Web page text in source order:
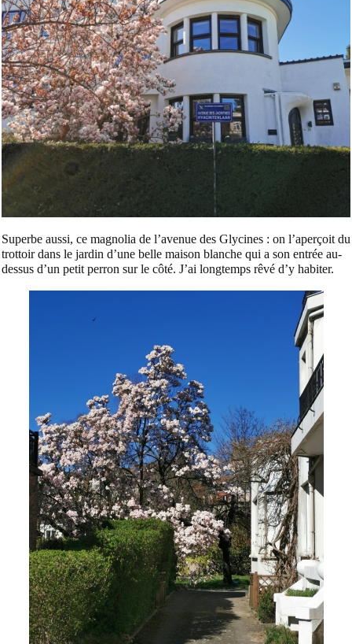
Superbe aussi, ce magnolia de l’avenue des Glycines : on l’aperçoit du
trottoir dans le jardin d’une belle maison blanche qui a son entrée au-
dessus d’un petit perron sur le côté. J’ai longtemps rêvé d’y habiter.